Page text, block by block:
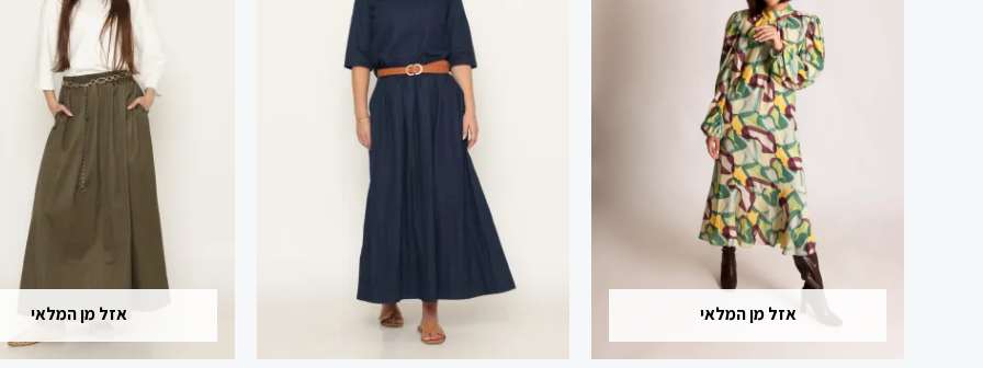
אזל מן המלאי
לבחור
את
האפשרויות
בעמוד
המוצר
סוגים.
ניתן
לבחור
את
האפשרויות
בעמוד
המוצר
אזל מן המלאי
לבחור
את
בעמוד
המוצר